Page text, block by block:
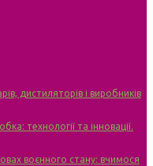
дистиляторів і виробників
технології та інновації.
воєнного стану: вчимося